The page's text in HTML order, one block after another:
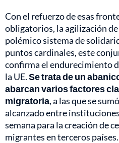
Con el refuerzo de esas
obligatorios, la agilización
polémico sistema de
puntos cardinales, este
confirma el endurecimiento
la UE.Se trata de un
abarcan varios factores
migratoria, a las que se
alcanzado entre
semana para la creación de
migrantes en terceros países.